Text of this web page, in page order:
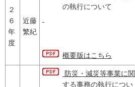
２
６
年
度
近藤
繁紀
の執行について
概要版はこちら
防災・減災等事業に関
する事務の執行につい